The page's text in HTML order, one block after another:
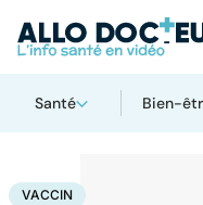
Santé Bien-
AccueilSanté
VACCIN